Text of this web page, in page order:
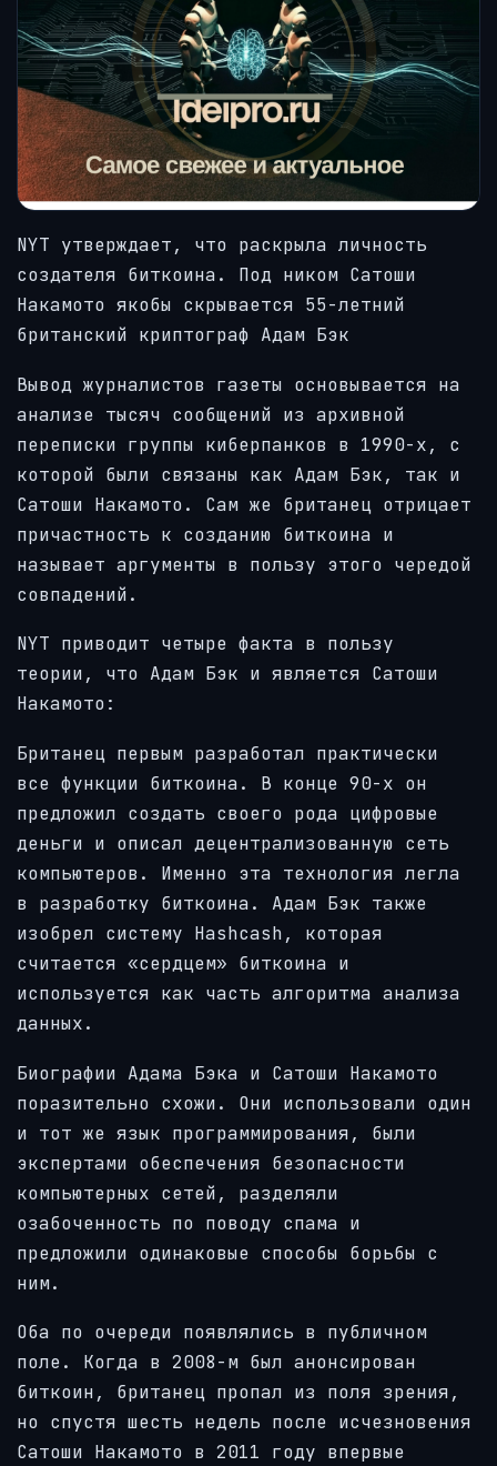
NYT утверждает, что раскрыла личность
создателя биткоина. Под ником Сатоши
Накамото якобы скрывается 55-летний
британский криптограф Адам Бэк
Вывод журналистов газеты основывается на
анализе тысяч сообщений из архивной
переписки группы киберпанков в 1990-х, с
которой были связаны как Адам Бэк, так и
Сатоши Накамото. Сам же британец отрицает
причастность к созданию биткоина и
называет аргументы в пользу этого чередой
совпадений.
NYT приводит четыре факта в пользу
теории, что Адам Бэк и является Сатоши
Накамото:
Британец первым разработал практически
все функции биткоина. В конце 90-х он
предложил создать своего рода цифровые
деньги и описал децентрализованную сеть
компьютеров. Именно эта технология легла
в разработку биткоина. Адам Бэк также
изобрел систему Hashcash, которая
считается «сердцем» биткоина и
используется как часть алгоритма анализа
данных.
Биографии Адама Бэка и Сатоши Накамото
поразительно схожи. Они использовали один
и тот же язык программирования, были
экспертами обеспечения безопасности
компьютерных сетей, разделяли
озабоченность по поводу спама и
предложили одинаковые способы борьбы с
ним.
Оба по очереди появлялись в публичном
поле. Когда в 2008-м был анонсирован
биткоин, британец пропал из поля зрения,
но спустя шесть недель после исчезновения
Сатоши Накамото в 2011 году впервые